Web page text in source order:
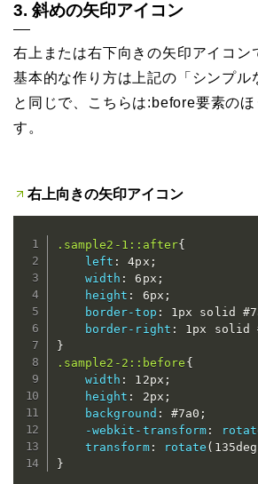
3. 斜めの矢印アイコン
右上または右下向きの矢印アイコン
基本的な作り方は上記の「シンプル
と同じで、こちらは:before要素のほ
す。
右上向きの矢印アイコン
.sample2-1::after{
left : 4px ;
width : 6px ;
height : 6px ;
border-top : 1px solid
border-right : 1px solid
}
.sample2-2::before {
width : 12px ;
height : 2px ;
background : #7a0 ;
-webkit-transform :
transform: rotate ( 135deg
}